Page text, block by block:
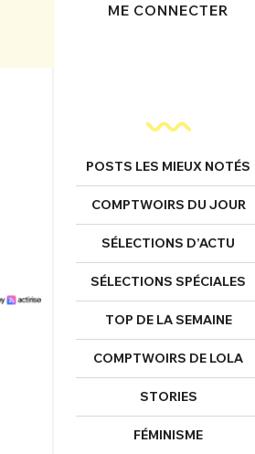
ME CONNECTER
POSTS LES MIEUX NOTÉS
COMPTWOIRS DU JOUR
SÉLECTIONS D’ACTU
SÉLECTIONS SPÉCIALES
TOP DE LA SEMAINE
COMPTWOIRS DE LOLA
STORIES
FÉMINISME